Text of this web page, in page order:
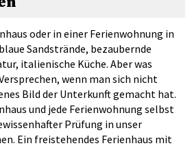
oder in einer Ferienwohnung in
Sandstrände, bezaubernde
italienische Küche. Aber was
wenn man sich nicht
Bild der Unterkunft gemacht hat.
und jede Ferienwohnung selbst
Prüfung in unser
Ein freistehendes Ferienhaus mit